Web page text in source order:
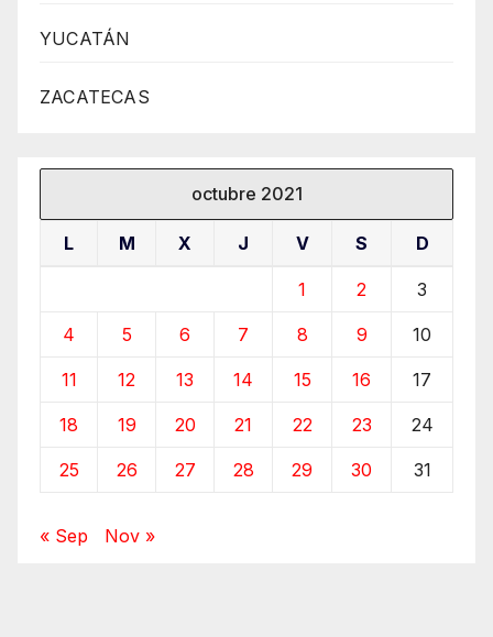
YUCATÁN
ZACATECAS
octubre 2021
L M X J V S D
1 2 3
4 5 6 7 8 9 10
11 12 13 14 15 16 17
18 19 20 21 22 23 24
25 26 27 28 29 30 31
« Sep Nov »